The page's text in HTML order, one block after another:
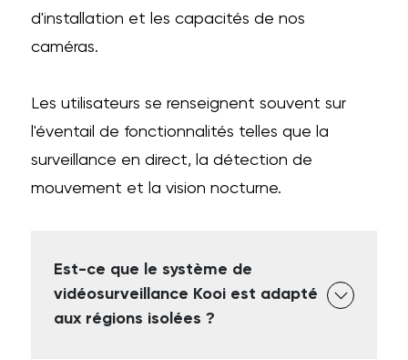
d'installation et les capacités de nos
caméras.
Les utilisateurs se renseignent souvent sur
l'éventail de fonctionnalités telles que la
surveillance en direct, la détection de
mouvement et la vision nocturne.
Est-ce que le système de
vidéosurveillance Kooi est adapté
aux régions isolées ?